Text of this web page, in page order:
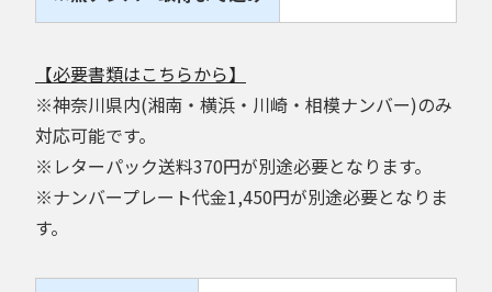
【必要書類はこちらから】
※神奈川県内(湘南・横浜・川崎・相模ナンバー)のみ
対応可能です。
※レターパック送料370円が別途必要となります。
※ナンバープレート代金1,450円が別途必要となりま
す。